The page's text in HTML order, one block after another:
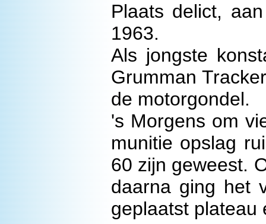
Plaats delict,
1963.
Als jongste
Grumman
de motorgondel.
's Morgens om
munitie opslag
60 zijn geweest.
daarna ging het
geplaatst plateau